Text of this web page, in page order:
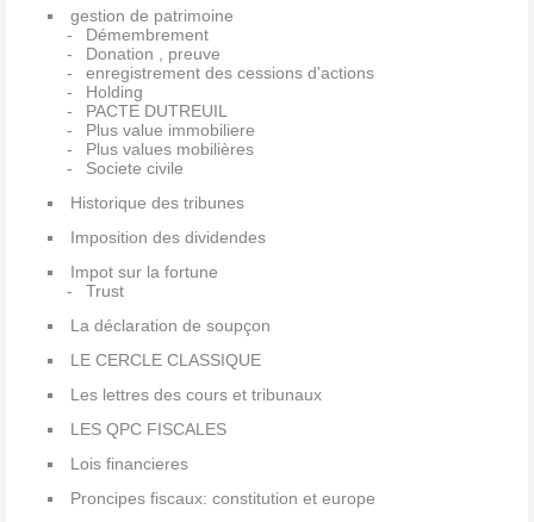
gestion de patrimoine
Démembrement
Donation , preuve
enregistrement des cessions d'actions
Holding
PACTE DUTREUIL
Plus value immobiliere
Plus values mobilières
Societe civile
Historique des tribunes
Imposition des dividendes
Impot sur la fortune
Trust
La déclaration de soupçon
LE CERCLE CLASSIQUE
Les lettres des cours et tribunaux
LES QPC FISCALES
Lois financieres
Proncipes fiscaux: constitution et europe